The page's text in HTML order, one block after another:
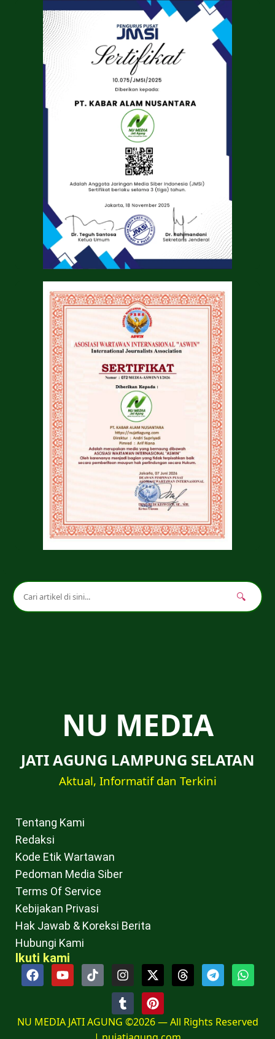
🔍
NU MEDIA
JATI AGUNG LAMPUNG SELATAN
Aktual, Informatif dan Terkini
Tentang Kami
Redaksi
Kode Etik Wartawan
Pedoman Media Siber
Terms Of Service
Kebijakan Privasi
Hak Jawab & Koreksi Berita
Hubungi Kami
Ikuti kami
NU MEDIA JATI AGUNG ©2026 — All Rights Reserved